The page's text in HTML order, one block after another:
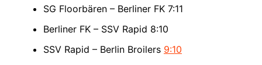
SG Floorbären – Berliner FK 7:11
Berliner FK – SSV Rapid 8:10
SSV Rapid – Berlin Broilers 9:10